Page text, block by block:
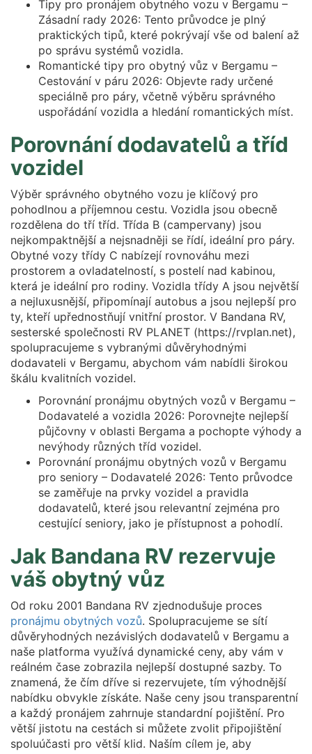
Tipy pro pronájem obytného vozu v Bergamu –
Zásadní rady 2026: Tento průvodce je plný
praktických tipů, které pokrývají vše od balení až
po správu systémů vozidla.
Romantické tipy pro obytný vůz v Bergamu –
Cestování v páru 2026: Objevte rady určené
speciálně pro páry, včetně výběru správného
uspořádání vozidla a hledání romantických míst.
Porovnání dodavatelů a tříd
vozidel
Výběr správného obytného vozu je klíčový pro
pohodlnou a příjemnou cestu. Vozidla jsou obecně
rozdělena do tří tříd. Třída B (campervany) jsou
nejkompaktnější a nejsnadněji se řídí, ideální pro páry.
Obytné vozy třídy C nabízejí rovnováhu mezi
prostorem a ovladatelností, s postelí nad kabinou,
která je ideální pro rodiny. Vozidla třídy A jsou největší
a nejluxusnější, připomínají autobus a jsou nejlepší pro
ty, kteří upřednostňují vnitřní prostor. V Bandana RV,
sesterské společnosti RV PLANET (https://rvplan.net),
spolupracujeme s vybranými důvěryhodnými
dodavateli v Bergamu, abychom vám nabídli širokou
škálu kvalitních vozidel.
Porovnání pronájmu obytných vozů v Bergamu –
Dodavatelé a vozidla 2026: Porovnejte nejlepší
půjčovny v oblasti Bergama a pochopte výhody a
nevýhody různých tříd vozidel.
Porovnání pronájmu obytných vozů v Bergamu
pro seniory – Dodavatelé 2026: Tento průvodce
se zaměřuje na prvky vozidel a pravidla
dodavatelů, které jsou relevantní zejména pro
cestující seniory, jako je přístupnost a pohodlí.
Jak Bandana RV rezervuje
váš obytný vůz
Od roku 2001 Bandana RV zjednodušuje proces
pronájmu obytných vozů. Spolupracujeme se sítí
důvěryhodných nezávislých dodavatelů v Bergamu a
naše platforma využívá dynamické ceny, aby vám v
reálném čase zobrazila nejlepší dostupné sazby. To
znamená, že čím dříve si rezervujete, tím výhodnější
nabídku obvykle získáte. Naše ceny jsou transparentní
a každý pronájem zahrnuje standardní pojištění. Pro
větší jistotu na cestách si můžete zvolit připojištění
spoluúčasti pro větší klid. Naším cílem je, aby